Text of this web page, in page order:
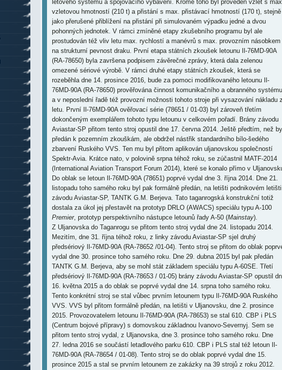
letového systému a spojovacího vybavení. Kromě toho byl proveden vzlet s
vzletovou hmotností (210 t) a přistání s max. přistávací hmotností (170 t), stejně
jako přerušené přiblížení na přistání při simulovaném výpadku jedné a dvou
pohonných jednotek. V rámci zmíněné etapy zkušebního programu byl ale
prostudován též vliv letu max. rychlostí a manévrů s max. provozním násobkem
na strukturní pevnost draku. První etapa státních zkoušek letounu Il-76MD-90A
(RA-78650) byla završena podpisem závěrečné zprávy, která dala zelenou
omezené sériové výrobě. V rámci druhé etapy státních zkoušek, která se
rozeběhla dne 14. prosince 2016, bude za pomoci modifikovaného letounu Il-
76MD-90A (RA-78650) prověřována činnost komunikačního a obranného systému
a v neposlední řadě též provozní možnosti tohoto stroje při vysazování nákladu
letu. První Il-76MD-90A ověřovací série (78651 / 01-03) byl zároveň třetím
dokončeným exemplářem tohoto typu letounu v celkovém pořadí. Brány závodu
Aviastar-SP přitom tento stroj opustil dne 17. června 2014. Ještě předtím, než byl
předán k pozemním zkouškám, ale obdržel nástřik standardního bílo-šedého
zbarvení Ruského VVS. Ten mu byl přitom aplikován uljanovskou společností
Spektr-Avia. Krátce nato, v polovině srpna téhož roku, se zúčastnil MATF-2014
(International Aviation Transport Forum 2014), které se konalo přímo v
Do oblak se letoun Il-76MD-90A (78651) poprvé vydal dne 3. října 2014. Dne 21.
listopadu toho samého roku byl pak formálně předán, na letišti podnikovém letišti
závodu Aviastar-SP, TANTK G.M. Berjeva. Tato taganrogská konstrukční totiž
dostala za úkol jej přestavět na prototyp DRLO (AWACS) speciálu typu A-100
Premier, prototyp perspektivního nástupce letounů řady A-50 (Mainstay).
Z Uljanovska do Taganrogu se přitom tento stroj vydal dne 24. listopadu 2014.
Mezitím, dne 31. října téhož roku, z linky závodu Aviastar-SP sjel druhý
předsériový Il-76MD-90A (RA-78652 /01-04). Tento stroj se přitom do oblak
vydal dne 30. prosince toho samého roku. Dne 29. dubna 2015 byl pak předán
TANTK G.M. Berjeva, aby se mohl stát základem speciálu typu A-60SE. Třetí
předsériový Il-76MD-90A (RA-78653 / 01-05) brány závodu Aviastar-SP opustil
16. května 2015 a do oblak se poprvé vydal dne 14. srpna toho samého roku.
Tento konkrétní stroj se stal vůbec prvním letounem typu Il-76MD-90A Ruského
VVS. VVS byl přitom formálně předán, na letišti v Uljanovsku, dne 2. prosince
2015. Provozovatelem letounu Il-76MD-90A (RA-78653) se stal 610. CBP i PLS
(Centrum bojové přípravy) s domovskou základnou Ivanovo-Severnyj. Sem se
přitom tento stroj vydal, z Uljanovska, dne 3. prosince toho samého roku. Dne
27. ledna 2016 se součástí letadlového parku 610. CBP i PLS stal též letoun Il-
76MD-90A (RA-78654 / 01-08). Tento stroj se do oblak poprvé vydal dne 15.
prosince 2015 a stal se prvním letounem ze zakázky na 39 strojů z roku 2012.